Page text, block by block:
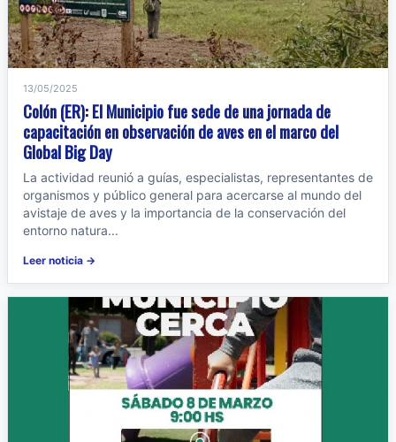
13/05/2025
Colón (ER): El Municipio fue sede de una jornada de
capacitación en observación de aves en el marco del
Global Big Day
La actividad reunió a guías, especialistas, representantes de
organismos y público general para acercarse al mundo del
avistaje de aves y la importancia de la conservación del
entorno natura...
Leer noticia →